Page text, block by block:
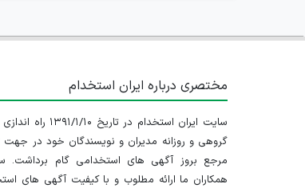
مختصری درباره ایران استخدام
سایت ایران استخدام در
گروهی و روزانه مدیران و نویسندگان خود در
مرجع بروز آگهی های استخدامی گام
همکاران ما ارائه مطلوب و با کیفیت آگهی های